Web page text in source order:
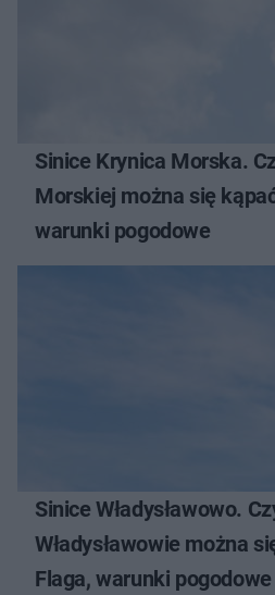
Sinice Krynica Morska.
Morskiej można się
warunki pogodowe
Sinice Władysławowo.
Władysławowie można
Flaga, warunki pogodowe